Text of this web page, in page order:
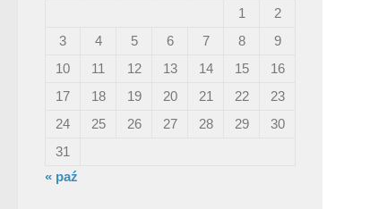
1
2
3
4 5 6 7 8
9
10
11 12 13 14 15
16
17
18 19 20 21 22
23
24
25 26 27 28 29
30
31
« paź